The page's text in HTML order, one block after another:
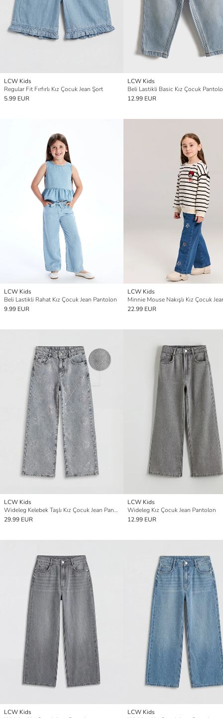
LCW Kids
Regular Fit Fırfırlı Kız Çocuk Jean Şort
5.99 EUR
LCW Kids
Beli Lastikli Basic Kız Çocuk
12.99 EUR
LCW Kids
Beli Lastikli Rahat Kız Çocuk Jean Pantolon
9.99 EUR
LCW Kids
22.99 EUR
LCW Kids
Wideleg Kelebek Taşlı Kız Çocuk Jean Pantolon
29.99 EUR
LCW Kids
Wideleg Kız Çocuk Jean Pantolon
12.99 EUR
LCW Kids
LCW Kids